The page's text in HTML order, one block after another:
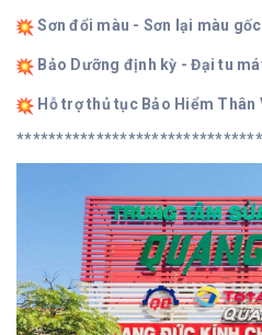
Sơn đổi màu - Sơn lại màu
Bảo Dưỡng định kỳ - Đại tu
Hỗ trợ thủ tục Bảo Hiểm